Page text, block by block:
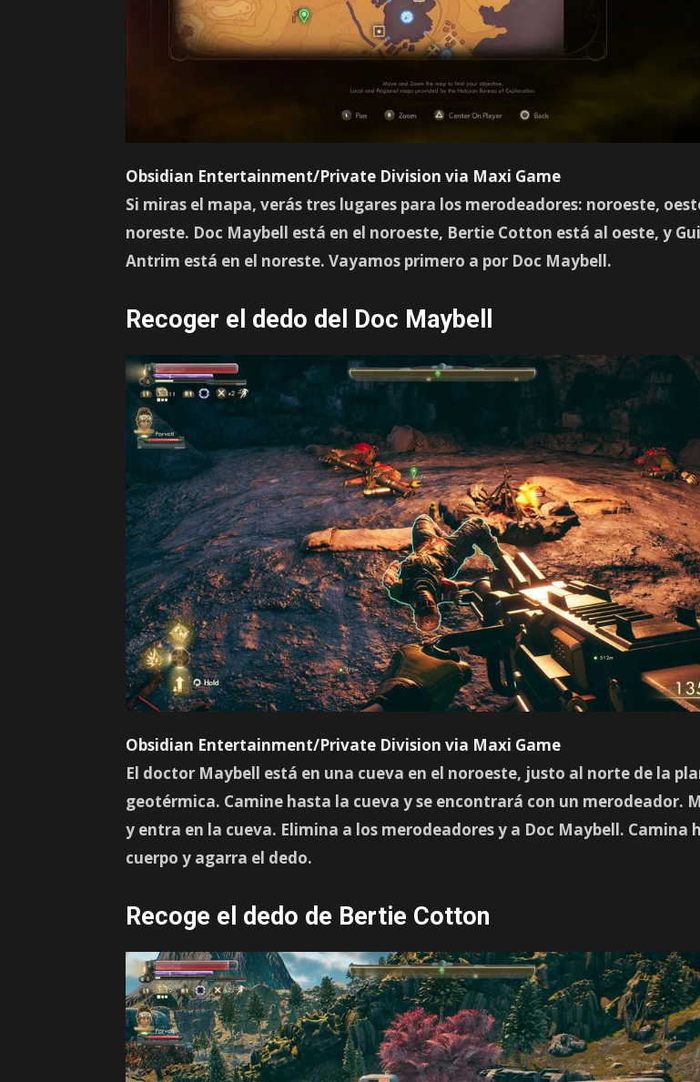
Obsidian Entertainment/Private Division via Maxi Game
Si miras el mapa, verás tres lugares para los merodeadores: noroeste,
noreste. Doc Maybell está en el noroeste, Bertie Cotton está al oeste, y
Antrim está en el noreste. Vayamos primero a por Doc Maybell.
Recoger el dedo del Doc Maybell
Obsidian Entertainment/Private Division via Maxi Game
El doctor Maybell está en una cueva en el noroeste, justo al norte de la
geotérmica. Camine hasta la cueva y se encontrará con un merodeador.
y entra en la cueva. Elimina a los merodeadores y a Doc Maybell. Camina
cuerpo y agarra el dedo.
Recoge el dedo de Bertie Cotton